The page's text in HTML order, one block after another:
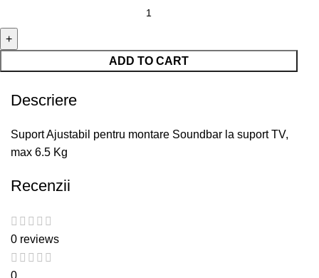
ADD TO CART
Descriere
Suport Ajustabil pentru montare Soundbar la suport TV,
max 6.5 Kg
Recenzii
0 reviews
0